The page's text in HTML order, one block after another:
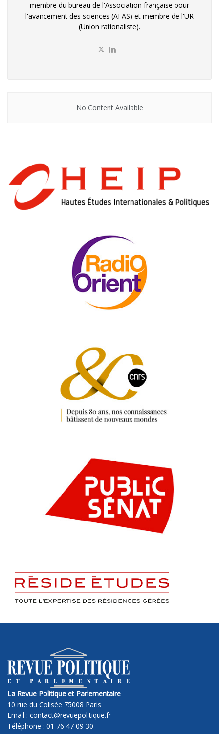
membre du bureau de l'Association française pour
l'avancement des sciences (AFAS) et membre de l'UR
(Union rationaliste).
No Content Available
La Revue Politique et Parlementaire
10 rue du Colisée 75008 Paris
Email : contact@revuepolitique.fr
Téléphone : 01 76 47 09 30